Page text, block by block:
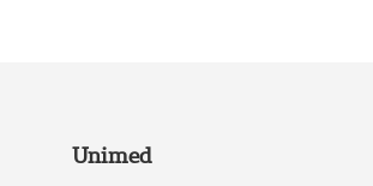
Unimed